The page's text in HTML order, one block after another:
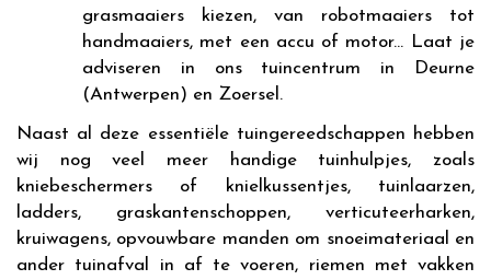
grasmaaiers kiezen, van robotmaaiers tot
handmaaiers, met een accu of motor... Laat je
adviseren in ons tuincentrum in Deurne
(Antwerpen) en Zoersel.
Naast al deze essentiële tuingereedschappen hebben
wij nog veel meer handige tuinhulpjes, zoals
kniebeschermers of knielkussentjes, tuinlaarzen,
ladders, graskantenschoppen, verticuteerharken,
kruiwagens, opvouwbare manden om snoeimateriaal en
ander tuinafval in af te voeren, riemen met vakken